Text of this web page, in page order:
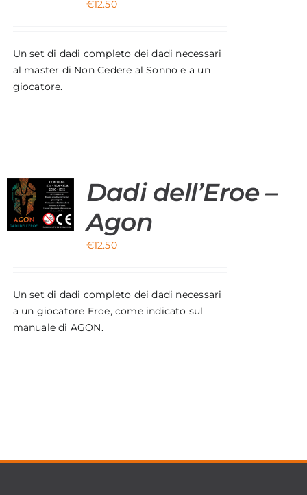
€12.50
Un set di dadi completo dei dadi necessari
al master di Non Cedere al Sonno e a un
giocatore.
Dadi dell’Eroe –
Agon
€12.50
Un set di dadi completo dei dadi necessari
a un giocatore Eroe, come indicato sul
manuale di AGON.